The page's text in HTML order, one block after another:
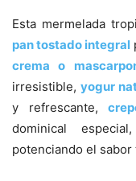
Esta mermelada
pan tostado integral
crema o
irresistible, yogur
y refrescante,
dominical
potenciando el